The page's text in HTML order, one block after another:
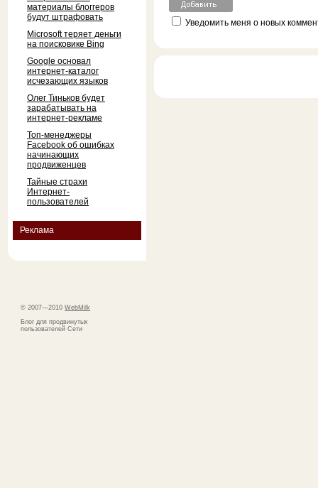
материалы блоггеров
будут штрафовать
Microsoft теряет деньги
на поисковике Bing
Google основал
интернет-каталог
исчезающих языков
Олег Тиньков будет
зарабатывать на
интернет-рекламе
Топ-менеджеры
Facebook об ошибках
начинающих
продвиженцев
Тайные страхи
Интернет-
пользователей
Реклама
© 2007—2010 WebMilk
Блог для продвинутых
пользователей Сети
Уведомить меня о новых